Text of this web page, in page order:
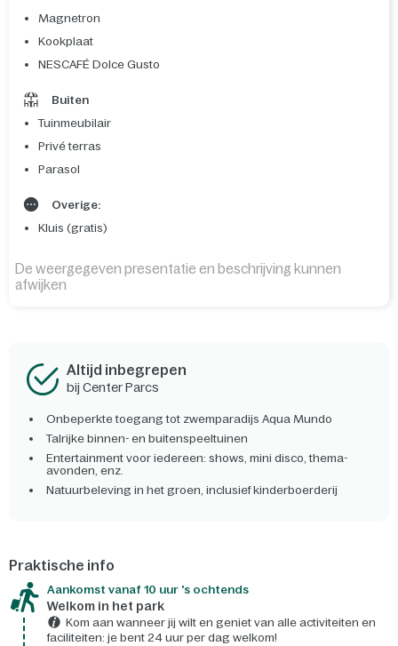
Magnetron
Kookplaat
NESCAFÉ Dolce Gusto
Buiten
Tuinmeubilair
Privé terras
Parasol
Overige:
Kluis (gratis)
De weergegeven presentatie en beschrijving kunnen
afwijken
Altijd inbegrepen
bij Center Parcs
Onbeperkte toegang tot zwemparadijs Aqua Mundo
Talrijke binnen- en buitenspeeltuinen
Entertainment voor iedereen: shows, mini disco, thema-
avonden, enz.
Natuurbeleving in het groen, inclusief kinderboerderij
Praktische info
Aankomst vanaf 10 uur 's ochtends
Welkom in het park
Kom aan wanneer jij wilt en geniet van alle activiteiten en
faciliteiten: je bent 24 uur per dag welkom!